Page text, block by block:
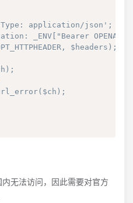
application/json';
_ENV["Bearer
$headers);
无法访问，因此需要对官方